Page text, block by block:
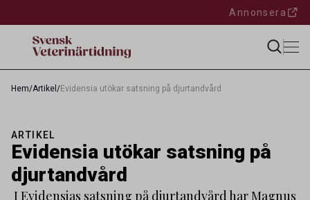
Annonsera
Hem/Artikel /Evidensia utökar satsning på djurtandvård
ARTIKEL
Evidensia utökar satsning på
djurtandvård
I Evidensias satsning på djurtandvård har Magnus